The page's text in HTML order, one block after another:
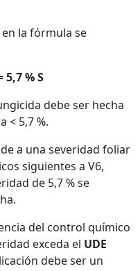
la fórmula se
5,7 % S
debe ser hecha
< 5,7 %.
a una severidad foliar
siguientes a V6,
de 5,7 % se
del control químico
exceda el UDE
debe ser un